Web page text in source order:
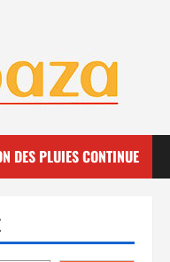
DES PLUIES CONTINUE